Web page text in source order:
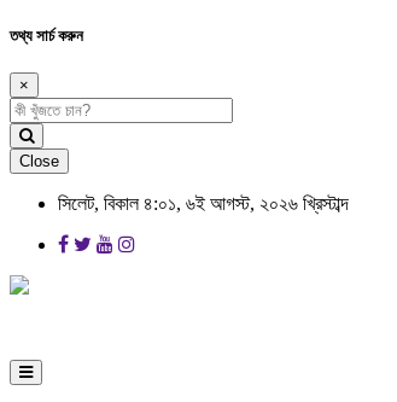
তথ্য সার্চ করুন
×
Close
সিলেট, বিকাল ৪:০১, ৬ই আগস্ট, ২০২৬ খ্রিস্টাব্দ